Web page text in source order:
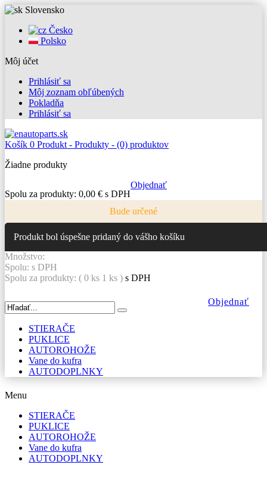
Slovensko
Česko
Polsko
Môj účet
Prihlásiť sa
Môj zoznam obľúbených
Pokladňa
Prihlásiť sa
Košík 0 Produkt - Produkty - (0) produktov
Žiadne produkty
Spolu za produkty: 0,00 € s DPH
Objednať
Bude určené
Produkt bol úspešne pridaný do vášho košíku
Množstvo:
Spolu: s DPH
Spolu za produkty: ( 0 ks 1 ks ) s DPH
Objednať
STIERAČE
PUKLICE
AUTOROHOŽE
Vane do kufra
AUTODOPLNKY
Menu
STIERAČE
PUKLICE
AUTOROHOŽE
Vane do kufra
AUTODOPLNKY